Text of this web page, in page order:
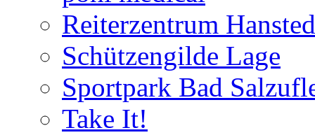
Reiterzentrum
Schützengilde Lage
Sportpark Bad
Take It!